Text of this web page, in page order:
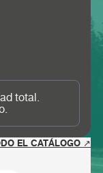
total.
EL CATÁLOGO ↗